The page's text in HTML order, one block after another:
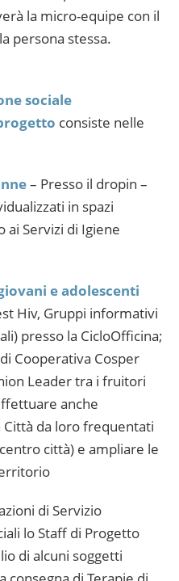
la micro-equipe con il
persona stessa.
sociale
consiste nelle
– Presso il dropin –
in spazi
ai Servizi di Igiene
e adolescenti
Hiv, Gruppi informativi
presso la CicloOfficina;
Cooperativa Cosper
Leader tra i fruitori
anche
da loro frequentati
città) e ampliare le
di Servizio
lo Staff di Progetto
di alcuni soggetti